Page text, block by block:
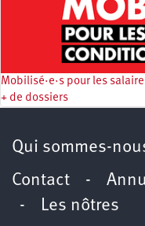
Mobilisé·e·s pour les
+ de dossiers
Qui sommes-
Contact -
- Les nôtres